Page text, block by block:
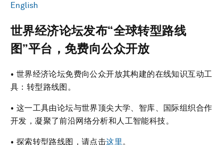
English
世界经济论坛发布“全球转型路线
图”平台，免费向公众开放
• 世界经济论坛免费向公众开放其构建的在线知识互动工
具：转型路线图。
• 这一工具由论坛与世界顶尖大学、智库、国际组织合作
开发，凝聚了前沿网络分析和人工智能科技。
• 探索转型路线图，请点击这里。